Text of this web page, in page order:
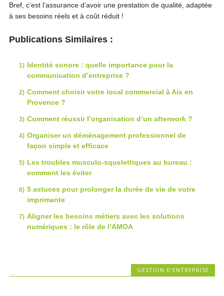
Bref, c’est l’assurance d’avoir une prestation de qualité, adaptée
à ses besoins réels et à coût réduit !
Publications Similaires :
Identité sonore : quelle importance pour la
communication d’entreprise ?
Comment choisir votre local commercial à Aix en
Provence ?
Comment réussir l’organisation d’un afterwork ?
Organiser un déménagement professionnel de
façon simple et efficace
Les troubles musculo-squelettiques au bureau :
comment les éviter
5 astuces pour prolonger la durée de vie de votre
imprimante
Aligner les besoins métiers avec les solutions
numériques : le rôle de l’AMOA
GESTION D'ENTREPRISE